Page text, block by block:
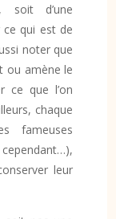
soit d’une
ce qui est de
noter que
ou amène le
ce que l’on
chaque
fameuses
leur